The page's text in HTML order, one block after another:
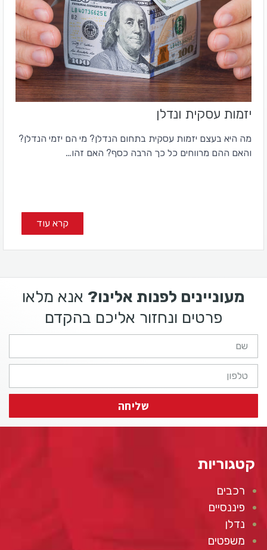
יזמות עסקית ונדלן
מה היא בעצם יזמות עסקית בתחום הנדלן? מי הם יזמי הנדלן?
והאם ההם מרווחים כל כך הרבה כסף? האם זהו…
קרא עוד
מעוניינים לפנות אלינו? אנא מלאו
פרטים ונחזור אליכם בהקדם
שליחה
קטגוריות
רכבים
פיננסיים
נדלן
משפטים